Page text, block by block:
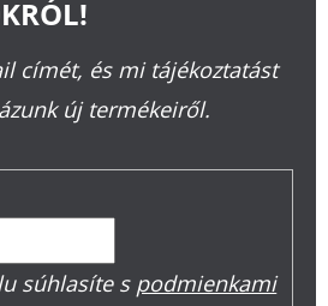
címét, és mi tájékoztatást
új termékeiről.
súhlasíte s podmienkami